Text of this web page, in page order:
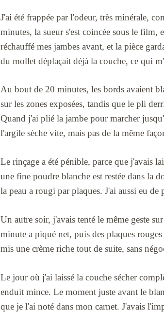
J'ai été frappée par l'odeur, très minérale,
minutes, la sueur s'est coincée sous le film,
réchauffé mes jambes avant, et la pièce
du mollet déplaçait déjà la couche, ce qui
Au bout de 20 minutes, les bords avaient
sur les zones exposées, tandis que le pli
Quand j'ai plié la jambe pour marcher
l'argile sèche vite, mais pas de la même
Le rinçage a été pénible, parce que j'avais
une fine poudre blanche est restée dans la
la peau a rougi par plaques. J'ai aussi eu
Un autre soir, j'avais tenté le même geste
minute a piqué net, puis des plaques
mis une crème riche tout de suite, sans
Le jour où j'ai laissé la couche sécher
enduit mince. Le moment juste avant le
que je l'ai noté dans mon carnet. J'avais